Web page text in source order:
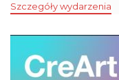
Szczegóły wydarzenia